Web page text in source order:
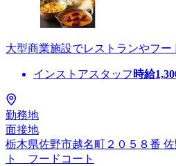
大型商業施設でレストランやフ
インストアスタッフ 時給
勤務地
面接地
栃木県佐野市越名町２０５８番
ト フードコート